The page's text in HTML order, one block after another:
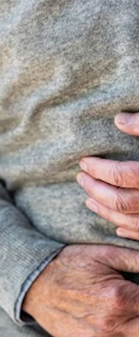
ويرجع السبب إلى العادات الخاطئة